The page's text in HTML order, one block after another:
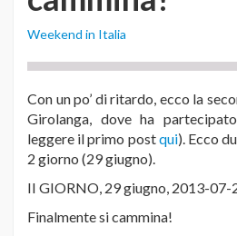
Weekend in Italia
Con un po’ di ritardo, ecco la
Girolanga, dove ha
leggere il primo postqui). Ecco
2 giorno (29 giugno).
II GIORNO, 29 giugno, 2013-07-
Finalmente si cammina!